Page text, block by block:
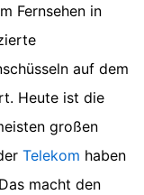
Fernsehen in
auf dem
Heute ist die
großen
Telekom haben
macht den